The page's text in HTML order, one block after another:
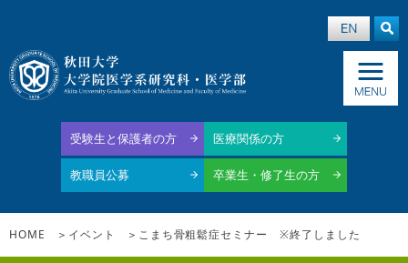
受験生と保護者の方 医療関係の方
教職員公募 卒業生・修了生の方
HOME イベント こまち骨粗鬆症セミナー ※終了しました